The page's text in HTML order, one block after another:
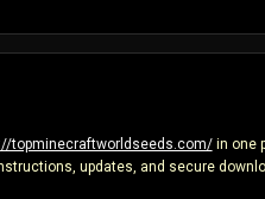
topminecraftworldseeds.com/in one
updates, and secure